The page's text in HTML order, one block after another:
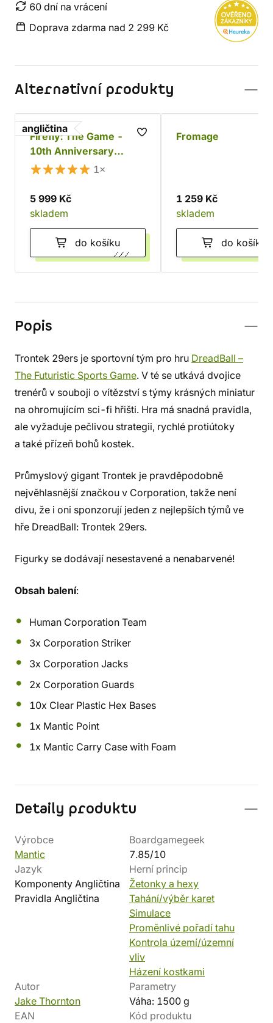
60 dní na vrácení
Doprava zdarma nad 2 299 Kč
Alternativní produkty
angličtina
Firefly: The Game -
10th Anniversary
Collector's Edition
1×
5 999 Kč
skladem
do košíku
Fromage
1 259 Kč
skladem
do košíku
Popis
Trontek 29ers je sportovní tým pro hru DreadBall –
The Futuristic Sports Game. V té se utkává dvojice
trenérů v souboji o vítězství s týmy krásných miniatur
na ohromujícím sci-fi hřišti. Hra má snadná pravidla,
ale vyžaduje pečlivou strategii, rychlé protiútoky
a také přízeň bohů kostek.
Průmyslový gigant Trontek je pravděpodobně
nejvěhlasnější značkou v Corporation, takže není
divu, že i oni sponzorují jeden z nejlepších týmů ve
hře DreadBall: Trontek 29ers.
Figurky se dodávají nesestavené a nenabarvené!
Obsah balení:
Human Corporation Team
3x Corporation Striker
3x Corporation Jacks
2x Corporation Guards
10x Clear Plastic Hex Bases
1x Mantic Point
1x Mantic Carry Case with Foam
Detaily produktu
Výrobce
Mantic
Boardgamegeek
7.85/10
Jazyk
Komponenty Angličtina
Pravidla Angličtina
Herní princip
Žetonky a hexy
Tahání/výběr karet
Simulace
Proměnlivé pořadí tahu
Kontrola území/územní
vliv
Házení kostkami
Autor
Jake Thornton
Parametry
Váha: 1500 g
EAN
Kód produktu